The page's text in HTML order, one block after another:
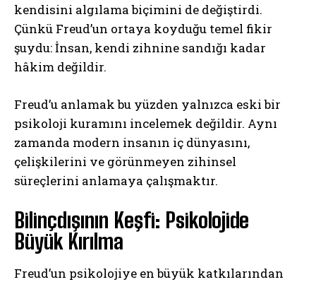
kendisini algılama biçimini de değiştirdi.
Çünkü Freud’un ortaya koyduğu temel fikir
şuydu: İnsan, kendi zihnine sandığı kadar
hâkim değildir.
Freud’u anlamak bu yüzden yalnızca eski bir
psikoloji kuramını incelemek değildir. Aynı
zamanda modern insanın iç dünyasını,
çelişkilerini ve görünmeyen zihinsel
süreçlerini anlamaya çalışmaktır.
Bilinçdışının Keşfi: Psikolojide
Büyük Kırılma
Freud’un psikolojiye en büyük katkılarından